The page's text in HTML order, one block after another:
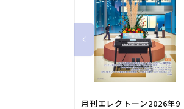
月刊エレクトーン2026年9